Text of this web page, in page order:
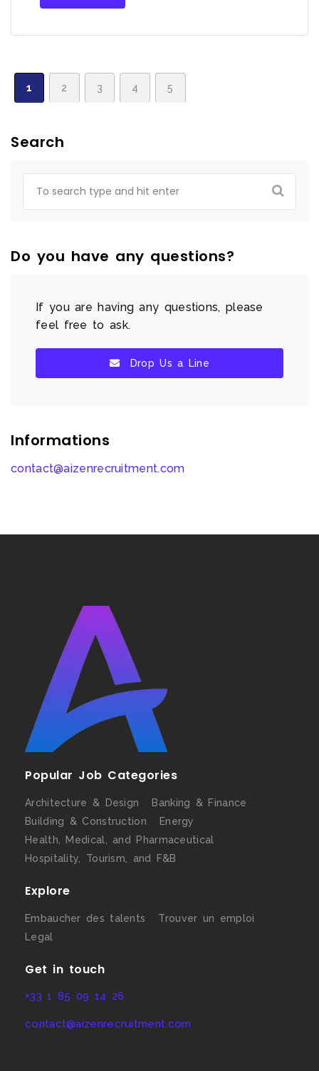
1 2 3 4 5
Search
Do you have any questions?
If you are having any questions, please
feel free to ask.
Drop Us a Line
Informations
contact@aizenrecruitment.com
Popular Job Categories
Architecture & Design
Banking & Finance
Building & Construction
Energy
Health, Medical, and Pharmaceutical
Hospitality, Tourism, and F&B
Explore
Embaucher des talents
Trouver un emploi
Legal
Get in touch
+33 1 85 09 14 26
contact@aizenrecruitment.com